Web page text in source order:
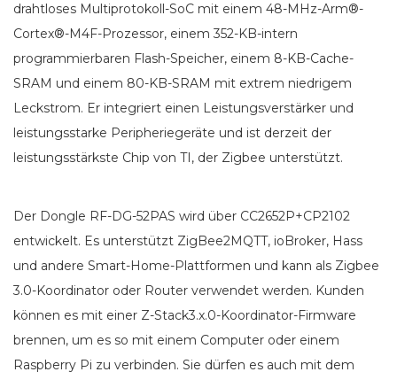
drahtloses Multiprotokoll-SoC mit einem 48-MHz-Arm®-
Cortex®-M4F-Prozessor, einem 352-KB-intern
programmierbaren Flash-Speicher, einem 8-KB-Cache-
SRAM und einem 80-KB-SRAM mit extrem niedrigem
Leckstrom. Er integriert einen Leistungsverstärker und
leistungsstarke Peripheriegeräte und ist derzeit der
leistungsstärkste Chip von TI, der Zigbee unterstützt.
Der Dongle RF-DG-52PAS wird über CC2652P+CP2102
entwickelt. Es unterstützt ZigBee2MQTT, ioBroker, Hass
und andere Smart-Home-Plattformen und kann als Zigbee
3.0-Koordinator oder Router verwendet werden. Kunden
können es mit einer Z-Stack3.x.0-Koordinator-Firmware
brennen, um es so mit einem Computer oder einem
Raspberry Pi zu verbinden. Sie dürfen es auch mit dem